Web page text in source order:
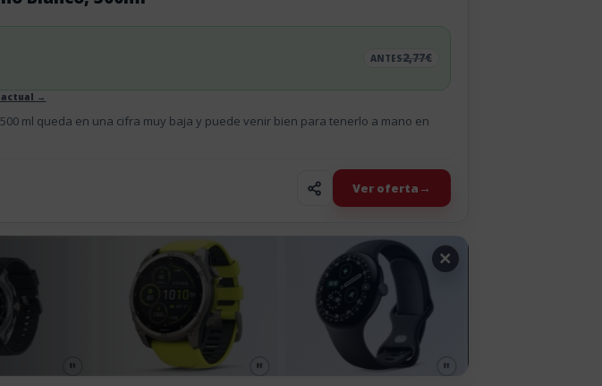
ANTES2,77€
actual →
ml queda en una cifra muy baja y puede venir bien para tenerlo a mano en
Ver oferta
×